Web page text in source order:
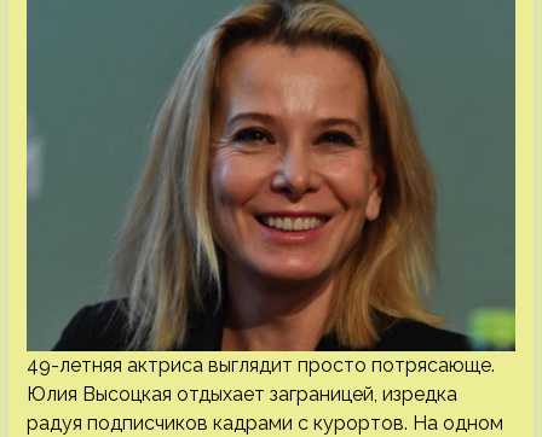
49-летняя актриса выглядит просто потрясающе.
Юлия Высоцкая отдыхает заграницей, изредка
радуя подписчиков кадрами с курортов. На одном